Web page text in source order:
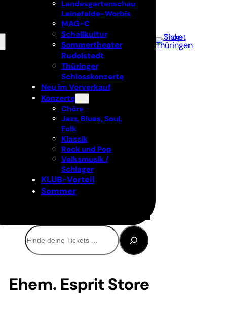
Landesgartenschau
Leinefelde-Worbis
MAG-C
Schallkultur
Sommertheater
Rudolstadt
Thüringer
Schlosskonzerte
Neu im Vorverkauf
Konzerte
Chöre
Jazz, Blues, Soul,
Folk
Klassik
Rock und Pop
Volksmusik /
Schlager
KLUB-Vorteil
Sommer
Suchen
Ehem. Esprit Store